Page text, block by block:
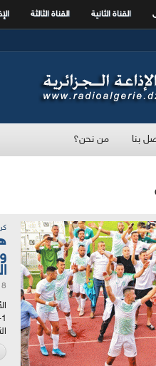
القناة الثانية القناة الثالثة
بنا من نحن؟
18